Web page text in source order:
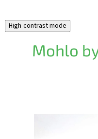
High-contrast mode
Mohlo